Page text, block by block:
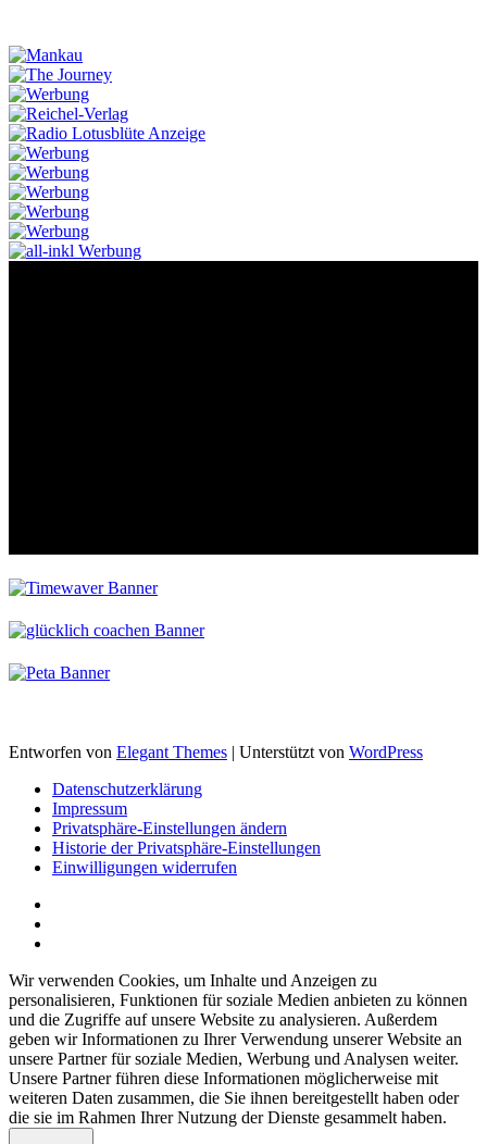
Entworfen von Elegant Themes | Unterstützt von WordPress
Datenschutzerklärung
Impressum
Privatsphäre-Einstellungen ändern
Historie der Privatsphäre-Einstellungen
Einwilligungen widerrufen
Wir verwenden Cookies, um Inhalte und Anzeigen zu
personalisieren, Funktionen für soziale Medien anbieten zu können
und die Zugriffe auf unsere Website zu analysieren. Außerdem
geben wir Informationen zu Ihrer Verwendung unserer Website an
unsere Partner für soziale Medien, Werbung und Analysen weiter.
Unsere Partner führen diese Informationen möglicherweise mit
weiteren Daten zusammen, die Sie ihnen bereitgestellt haben oder
die sie im Rahmen Ihrer Nutzung der Dienste gesammelt haben.